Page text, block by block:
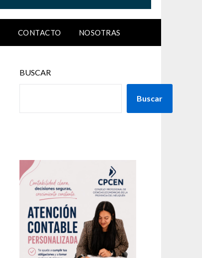
CONTACTO NOSOTRAS
BUSCAR
Buscar